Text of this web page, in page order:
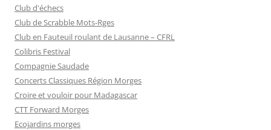
Club d'échecs
Club de Scrabble Mots-Rges
Club en Fauteuil roulant de Lausanne – CFRL
Colibris Festival
Compagnie Saudade
Concerts Classiques Région Morges
Croire et vouloir pour Madagascar
CTT Forward Morges
Ecojardins morges